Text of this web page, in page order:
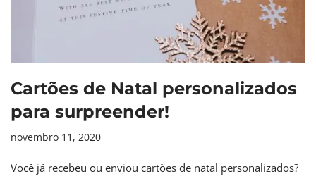
Cartões de Natal personalizados
para surpreender!
novembro 11, 2020
Você já recebeu ou enviou cartões de natal personalizados?